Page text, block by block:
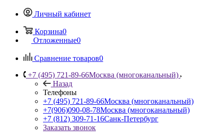
Личный кабинет
Корзина0
Отложенные0
Сравнение товаров0
+7 (495) 721-89-66Москва (многоканальный)
Назад
Телефоны
+7 (495) 721-89-66Москва (многоканальный)
+7(906)090-08-78Москва (многоканальный)
+7 (812) 309-71-16Санк-Петербург
Заказать звонок